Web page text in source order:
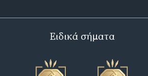
Ειδικά σήματα